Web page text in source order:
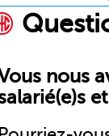
nous